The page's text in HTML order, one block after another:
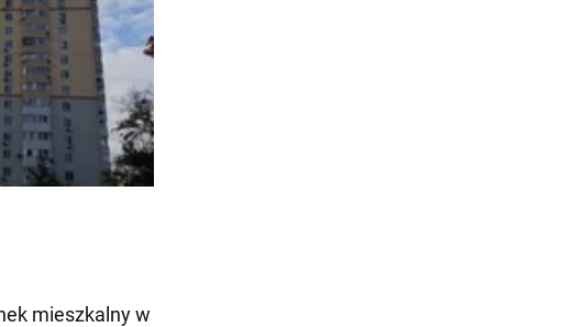
mieszkalny w